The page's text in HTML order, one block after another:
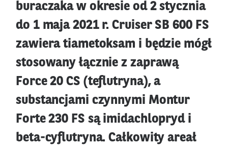
buraczaka w okresie od 2 stycznia
do 1 maja 2021 r. Cruiser SB 600 FS
zawiera tiametoksam i będzie mógł
stosowany łącznie z zaprawą
Force 20 CS (teflutryna), a
substancjami czynnymi Montur
Forte 230 FS są imidachlopryd i
beta-cyflutryna. Całkowity areał